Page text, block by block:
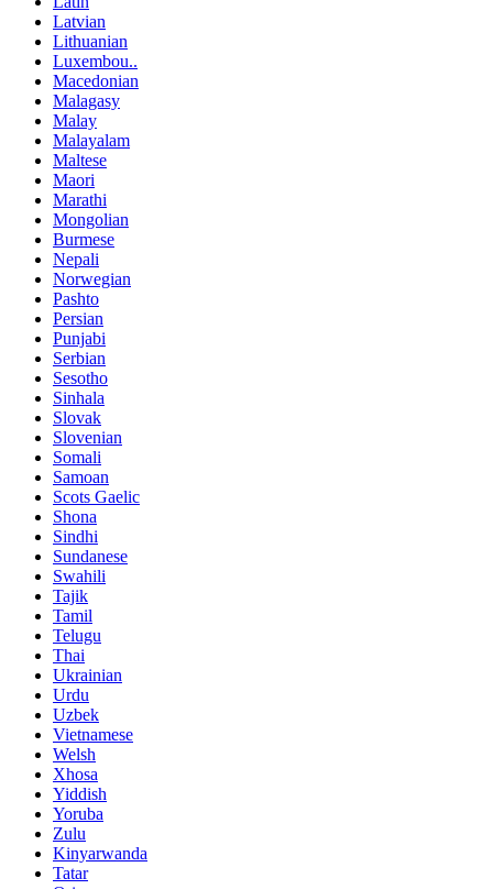
Latvian
Lithuanian
Luxembou..
Macedonian
Malagasy
Malay
Malayalam
Maltese
Maori
Marathi
Mongolian
Burmese
Nepali
Norwegian
Pashto
Persian
Punjabi
Serbian
Sesotho
Sinhala
Slovak
Slovenian
Somali
Samoan
Scots Gaelic
Shona
Sindhi
Sundanese
Swahili
Tajik
Tamil
Telugu
Thai
Ukrainian
Urdu
Uzbek
Vietnamese
Welsh
Xhosa
Yiddish
Yoruba
Zulu
Kinyarwanda
Tatar